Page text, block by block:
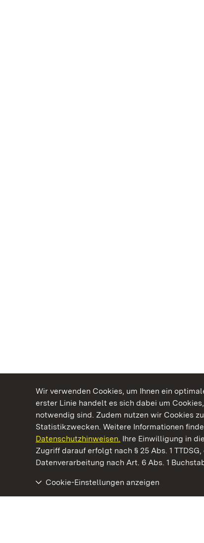
Wir verwenden Cookies, um Ihnen ein
erster Linie handelt es sich dabei um
notwendig sind. Zudem nutzen wir Cookies
Statistikzwecken. Weitere Informationen
Datenschutzhinweisen. Ihre Einwilligung in
Zugriff darauf erfolgt nach § 25 Abs. 1
Datenverarbeitung nach Art. 6 Abs. 1
Cookie-Einstellungen anzeigen
Kommen. Staunen. Genießen.